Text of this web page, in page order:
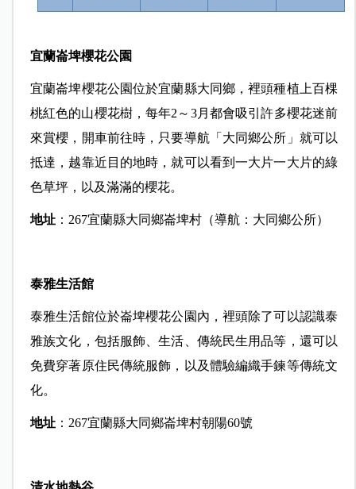
宜蘭崙埤櫻花公園
宜蘭崙埤櫻花公園位於宜蘭縣大同鄉，裡頭種植上百棵
桃紅色的山櫻花樹，每年2～3月都會吸引許多櫻花迷前
來賞櫻，開車前往時，只要導航「大同鄉公所」就可以
抵達，越靠近目的地時，就可以看到一大片一大片的綠
色草坪，以及滿滿的櫻花。
地址：267宜蘭縣大同鄉崙埤村（導航：大同鄉公所）
泰雅生活館
泰雅生活館位於崙埤櫻花公園內，裡頭除了可以認識泰
雅族文化，包括服飾、生活、傳統民生用品等，還可以
免費穿著原住民傳統服飾，以及體驗編織手鍊等傳統文
化。
地址：267宜蘭縣大同鄉崙埤村朝陽60號